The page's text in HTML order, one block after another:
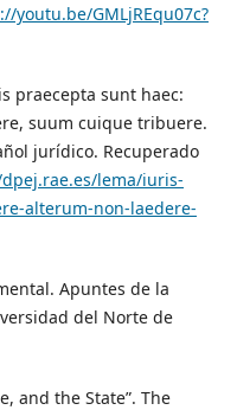
youtu.be/GMLjREqu07c?
praecepta sunt haec:
suum cuique tribuere.
jurídico. Recuperado
lema/iuris-
alterum-non-laedere-
Apuntes de la
del Norte de
and the State”. The